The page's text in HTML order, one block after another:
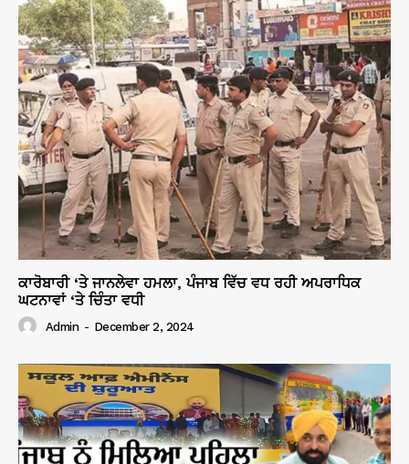
ਕਾਰੋਬਾਰੀ ‘ਤੇ ਜਾਨਲੇਵਾ ਹਮਲਾ, ਪੰਜਾਬ ਵਿੱਚ ਵਧ ਰਹੀ ਅਪਰਾਧਿਕ
ਘਟਨਾਵਾਂ ‘ਤੇ ਚਿੰਤਾ ਵਧੀ
Admin - December 2, 2024